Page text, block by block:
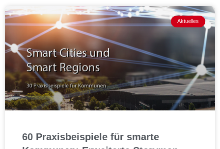
Aktuelles
60 Praxisbeispiele für smarte